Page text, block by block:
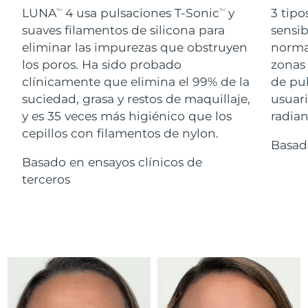
LUNATM 4 usa pulsaciones T-SonicTM
y
suaves filamentos de silicona para
eliminar las impurezas que obstruyen
los poros. Ha sido probado
clínicamente que elimina el 99% de la
suciedad, grasa y restos de maquillaje,
y es 35 veces más higiénico que los
cepillos con filamentos de nylon.
Basado en ensayos clínicos de
terceros
3
de
For healthy hair
18% PAP
Cosméticos Hombres
Comprar todo
FOREO APP
Israel Entrega prevista 12/08/2026
Italia Entrega prevista08/08/2026
Japón Entrega prevista 11/08/2026
Jersey Entrega prevista 13/08/2026
10/08/2026
Kuwait
Lituania Entrega prevista08/08/2026